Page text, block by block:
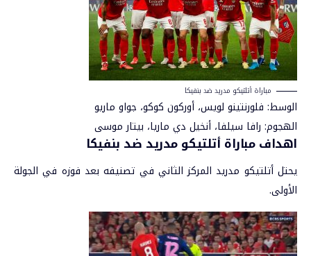
مباراة أتلتيكو مدريد ضد بنفيكا
الوسط: فلورنتينو لويس، أوركون كوكو، جواو ماريو
الهجوم: رافا سيلفا، أنخيل دي ماريا، بيتار موسى
اهداف مباراة أتلتيكو مدريد ضد بنفيكا
يحتل أتلتيكو مدريد المركز الثاني في تصنيفه بعد فوزه في الجولة
الأولى.